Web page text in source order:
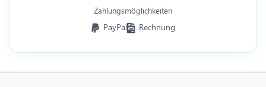
Zahlungsmöglichkeiten
PayPal Rechnung